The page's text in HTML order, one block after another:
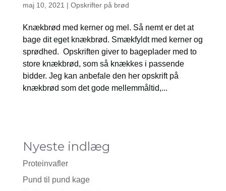
maj 10, 2021 | Opskrifter på brød
Knækbrød med kerner og mel. Så nemt er det at
bage dit eget knækbrød. Smækfyldt med kerner og
sprødhed. Opskriften giver to bageplader med to
store knækbrød, som så knækkes i passende
bidder. Jeg kan anbefale den her opskrift på
knækbrød som det gode mellemmåltid,...
Nyeste indlæg
Proteinvafler
Pund til pund kage